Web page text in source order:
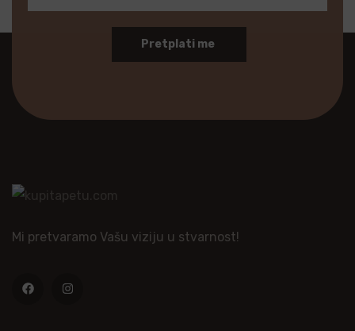
Pretplati me
Mi pretvaramo Vašu viziju u stvarnost!